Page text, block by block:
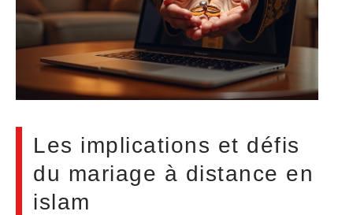
Les implications et défis
du mariage à distance en
islam